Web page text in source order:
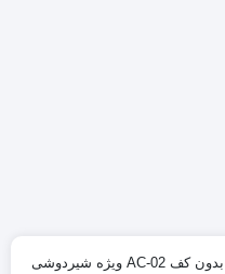
شوینده اسیدی بدون کف AC-02 ویژه شیردوشی